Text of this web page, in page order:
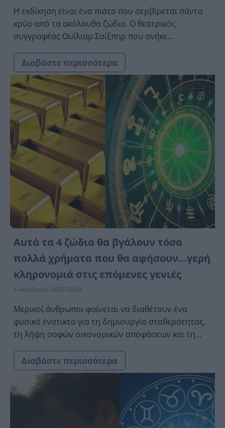
Η εκδίκηση είναι ένα πιάτο που σερβίρεται πάντα
κρύο από τα ακόλουθα ζώδια. Ο θεατρικός
συγγραφέας Ουίλιαμ Σαίξπηρ που ανήκε...
Διαβάστε περισσότερα
Αυτά τα 4 ζώδια θα βγάλουν τόσα
πολλά χρήματα που θα αφήσουν…γερή
κληρονομιά στις επόμενες γενιές
4 Αυγούστου 2026 00:48
Μερικοί άνθρωποι φαίνεται να διαθέτουν ένα
φυσικό ένστικτο για τη δημιουργία σταθερότητας,
τη λήψη σοφών οικονομικών αποφάσεων και τη...
Διαβάστε περισσότερα